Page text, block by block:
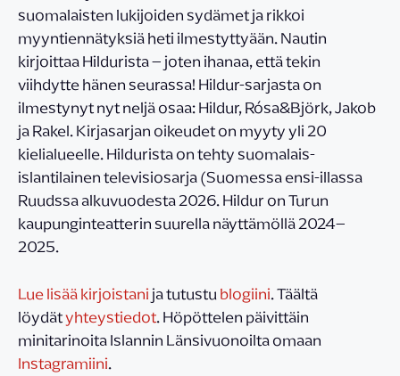
suomalaisten lukijoiden sydämet ja rikkoi
myyntiennätyksiä heti ilmestyttyään. Nautin
kirjoittaa Hildurista – joten ihanaa, että tekin
viihdytte hänen seurassa! Hildur-sarjasta on
ilmestynyt nyt neljä osaa: Hildur, Rósa&Björk, Jakob
ja Rakel. Kirjasarjan oikeudet on myyty yli 20
kielialueelle. Hildurista on tehty suomalais-
islantilainen televisiosarja (Suomessa ensi-illassa
Ruudssa alkuvuodesta 2026. Hildur on Turun
kaupunginteatterin suurella näyttämöllä 2024–
2025.
Lue lisää kirjoistanija tutustublogiini. Täältä
löydätyhteystiedot. Höpöttelen päivittäin
minitarinoita Islannin Länsivuonoilta omaan
Instagramiini.